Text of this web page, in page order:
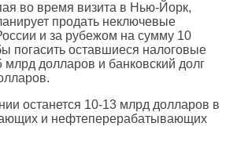
во время визита в Нью-Йорк,
продать неключевые
и за рубежом на сумму 10
погасить оставшиеся налоговые
млрд долларов и банковский долг
останется 10-13 млрд долларов в
и нефтеперерабатывающих